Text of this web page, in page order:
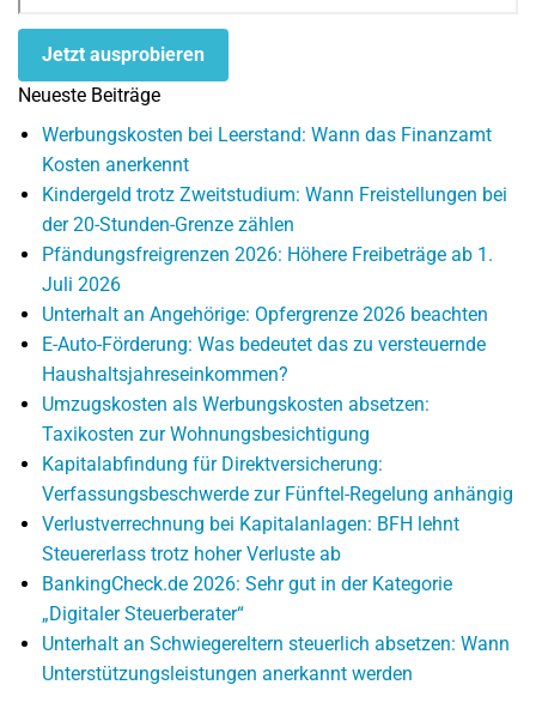
Jetzt ausprobieren
Neueste Beiträge
Werbungskosten bei Leerstand: Wann das Finanzamt
Kosten anerkennt
Kindergeld trotz Zweitstudium: Wann Freistellungen bei
der 20-Stunden-Grenze zählen
Pfändungsfreigrenzen 2026: Höhere Freibeträge ab 1.
Juli 2026
Unterhalt an Angehörige: Opfergrenze 2026 beachten
E-Auto-Förderung: Was bedeutet das zu versteuernde
Haushaltsjahreseinkommen?
Umzugskosten als Werbungskosten absetzen:
Taxikosten zur Wohnungsbesichtigung
Kapitalabfindung für Direktversicherung:
Verfassungsbeschwerde zur Fünftel-Regelung anhängig
Verlustverrechnung bei Kapitalanlagen: BFH lehnt
Steuererlass trotz hoher Verluste ab
BankingCheck.de 2026: Sehr gut in der Kategorie
„Digitaler Steuerberater“
Unterhalt an Schwiegereltern steuerlich absetzen: Wann
Unterstützungsleistungen anerkannt werden